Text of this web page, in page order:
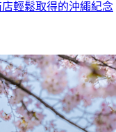
輕鬆取得的沖繩紀念